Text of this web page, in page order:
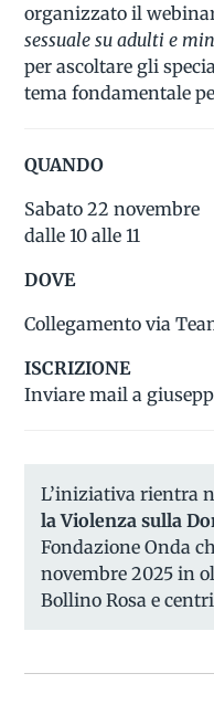
organizzato il
sessuale su adulti e
per ascoltare gli
tema fondamentale
QUANDO
Sabato 22 novembre
dalle 10 alle 11
DOVE
Collegamento via
ISCRIZIONE
Inviare mail a
L’iniziativa rientra
la Violenza sulla
Fondazione Onda
novembre 2025 in
Bollino Rosa e